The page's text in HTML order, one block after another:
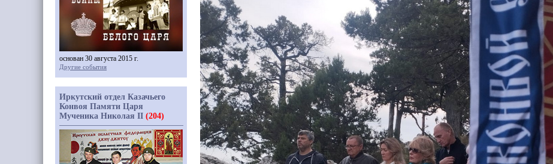
основан 30 августа 2015 г.
Другие события
Иркутский отдел Казачьего
Конвоя Памяти Царя
Мученика Николая II (204)